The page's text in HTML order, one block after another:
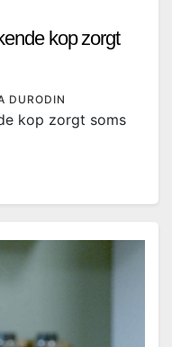
kop zorgt
DURODIN
kop zorgt soms